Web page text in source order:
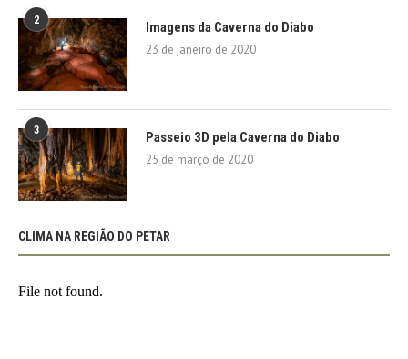
2 Imagens da Caverna do Diabo
23 de janeiro de 2020
3 Passeio 3D pela Caverna do Diabo
25 de março de 2020
CLIMA NA REGIÃO DO PETAR